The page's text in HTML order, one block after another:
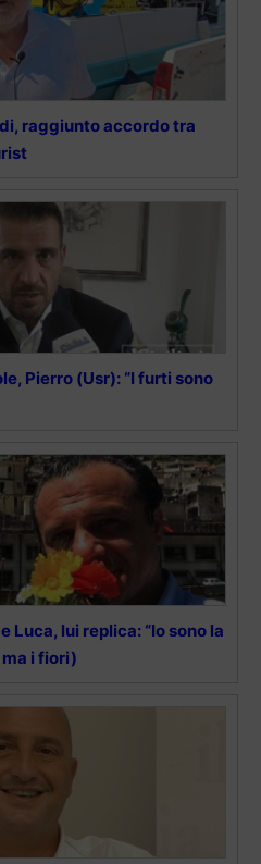
raggiunto accordo tra
Pierro (Usr): “I furti sono
Luca, lui replica: “Io sono la
ma i fiori)